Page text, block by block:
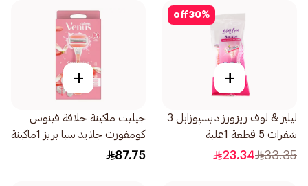
30%
off
+
ليليز & لوف ريزورز ديسپوزابل 3
شفرات 5 قطعة 1علبة
33.35
23.34
+
جيليت ماكينة حلاقة فينوس
كومفورت جلايد سبا بريز 1ماكينة
شفرتين 1قطعة
87.75